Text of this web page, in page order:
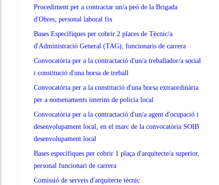
Procediment per a contractar un/a peó de la Brigada
d'Obres, personal laboral fix
Bases Específiques per cobrir 2 places de Tècnic/a
d'Administració General (TAG), funcionaris de carrera
Convocatòria per a la contractació d'un/a treballador/a social
i constitució d'una borsa de treball
Convocatòria per a la constitució d'una borsa extraordinària
per a nomenaments interins de policia local
Convocatòria per a la contractació d'un/a agent d'ocupació i
desenvolupament local, en el marc de la convocatòria SOIB
desenvolupament local
Bases específiques per cobrir 1 plaça d'arquitecte/a superior,
personal funcionari de carrera
Comissió de serveis d'arquitecte tècnic